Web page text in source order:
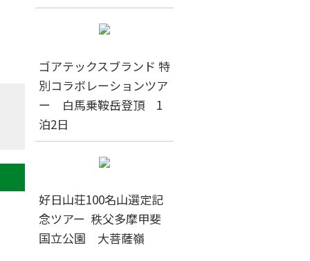
ゴアテックスブランド 特
別コラボレーションツア
ー 白馬乗鞍岳登頂 1
泊2日
好日山荘100名山選定記
念ツアー 秩父多摩甲斐
国立公園 大菩薩嶺